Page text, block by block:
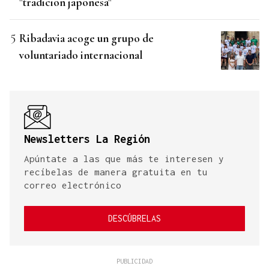
Ribadavia acoge un grupo de
voluntariado internacional
Newsletters La Región
Apúntate a las que más te interesen y
recíbelas de manera gratuita en tu
correo electrónico
DESCÚBRELAS